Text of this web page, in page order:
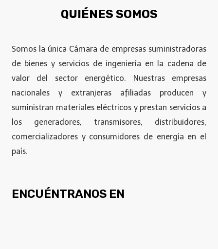
QUIÉNES SOMOS
Somos la única Cámara de empresas suministradoras
de bienes y servicios de ingeniería en la cadena de
valor del sector energético. Nuestras empresas
nacionales y extranjeras afiliadas producen y
suministran materiales eléctricos y prestan servicios a
los generadores, transmisores, distribuidores,
comercializadores y consumidores de energía en el
país.
ENCUÉNTRANOS EN